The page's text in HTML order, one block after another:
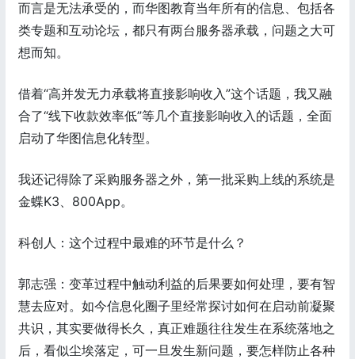
而言是无法承受的，而华图教育当年所有的信息、包括各
类专题和互动论坛，都只有两台服务器承载，问题之大可
想而知。
借着“高并发无力承载将直接影响收入”这个话题，我又融
合了“线下收款效率低”等几个直接影响收入的话题，全面
启动了华图信息化转型。
我还记得除了采购服务器之外，第一批采购上线的系统是
金蝶K3、800App。
科创人：这个过程中最难的环节是什么？
郭志强：变革过程中触动利益的后果要如何处理，要有智
慧去应对。如今信息化圈子里经常探讨如何在启动前凝聚
共识，其实要做得长久，真正难题往往发生在系统落地之
后，看似尘埃落定，可一旦发生新问题，要怎样防止各种